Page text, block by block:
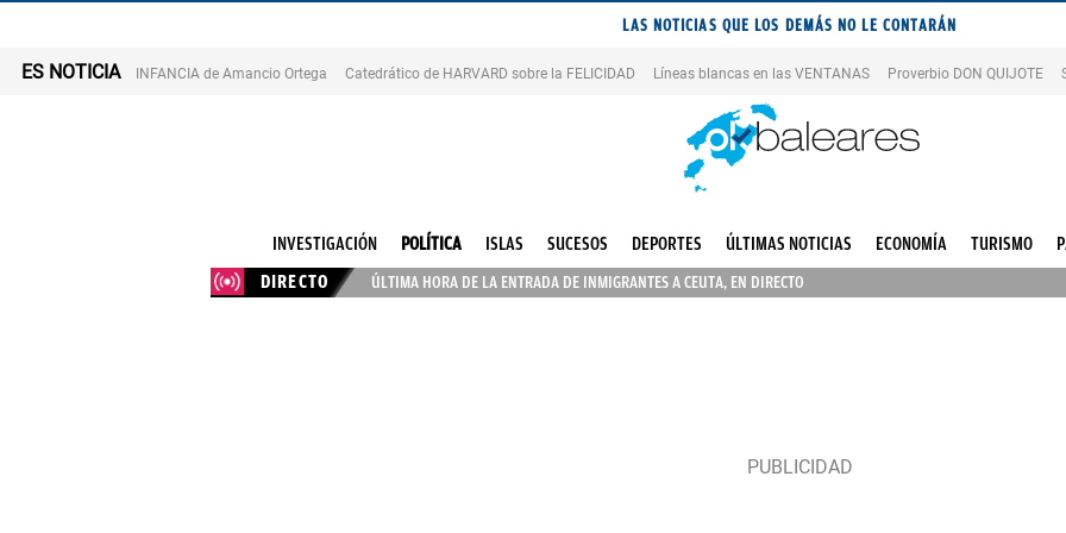
LAS NOTICIAS QUE LOS DEMÁS NO LE CONTARÁN
ES NOTICIA INFANCIA de Amancio Ortega Catedrático de HARVARD sobre la FELICIDAD Líneas blancas en las VENTANAS Proverbio DON QUIJOTE
INVESTIGACIÓN POLÍTICA ISLAS SUCESOS DEPORTES ÚLTIMAS NOTICIAS ECONOMÍA TURISMO
DIRECTO
ÚLTIMA HORA DE LA ENTRADA DE INMIGRANTES A CEUTA, EN DIRECTO